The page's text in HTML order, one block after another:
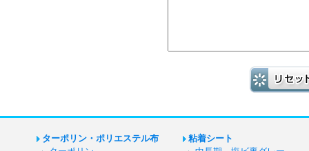
ターポリン・ポリエステル布
粘着シート